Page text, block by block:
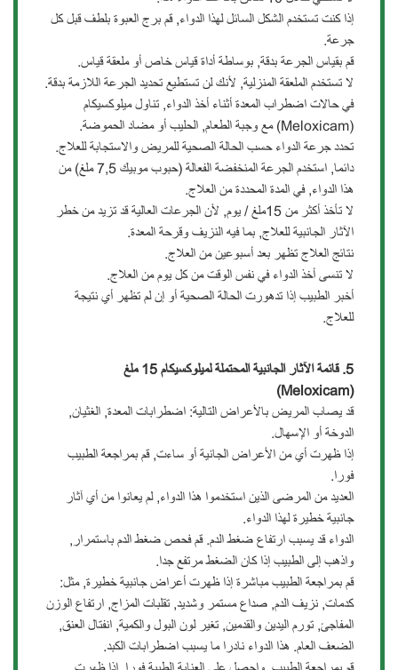
إذا كنت تستخدم الشكل السائل لهذا الدواء, قم برج العبوة بلطف قبل كل
جرعة.
قم بقياس الجرعة بدقة, بوساطة أداة قياس خاص أو ملعقة قياس.
لا تستخدم الملعقة المنزلية, لأنك لن تستطيع تحديد الجرعة اللازمة بدقة.
في حالات اضطراب المعدة أثناء أخذ الدواء, تناول ميلوكسيكام
(Meloxicam) مع وجبة الطعام, الحليب أو مضاد الحموضة.
تحدد جرعة الدواء حسب الحالة الصحية للمريض والاستجابة للعلاج.
دائما, استخدم الجرعة المنخفضة الفعالة (حبوب موبيك 7,5 ملغ) من
هذا الدواء, في المدة المحددة من العلاج.
لا تأخذ أكثر من 15ملغ / يوم, لأن الجرعات العالية قد تزيد من خطر
الآثار الجانبية للعلاج, بما فيه النزيف وقرحة المعدة.
نتائج العلاج تظهر بعد أسبوعين من العلاج.
لا تنسى أخذ الدواء في نفس الوقت من كل يوم من العلاج.
أخبر الطبيب إذا تدهورت الحالة الصحية أو إن لم تظهر أي نتيجة
للعلاج.
5. قائمة الآثار الجانبية المحتملة لميلوكسيكام 15 ملغ
(Meloxicam)
قد يصاب المريض بالأعراض التالية: اضطرابات المعدة, الغثيان,
الدوخة أو الإسهال.
إذا ظهرت أي من الأعراض الجانية أو ساءت, قم بمراجعة الطبيب
فورا.
العديد من المرضى الذين استخدموا هذا الدواء, لم يعانوا من أي آثار
جانبية خطيرة لهذا الدواء.
الدواء قد يسبب ارتفاع ضغط الدم. قم فحص ضغط الدم باستمرار,
واذهب إلى الطبيب إذا كان الضغط مرتفع جدا.
قم بمراجعة الطبيب مباشرة إذا ظهرت أعراض جانبية خطيرة, مثل:
كدمات, نزيف الدم, صداع مستمر وشديد, تقلبات المزاج, ارتفاع الوزن
المفاجئ, تورم اليدين والقدمين, تغير لون البول والكمية, انفتال العنق,
الضعف العام. هذا الدواء نادرا ما يسبب اضطرابات الكبد.